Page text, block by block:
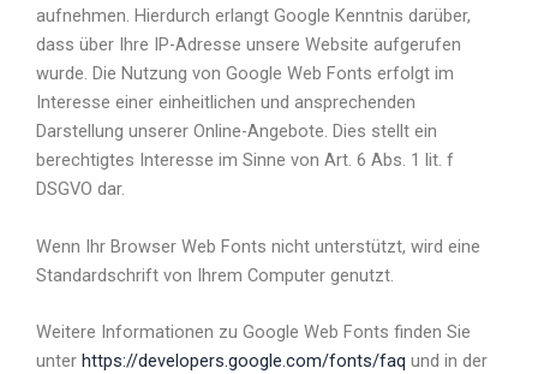
aufnehmen. Hierdurch erlangt Google Kenntnis darüber,
dass über Ihre IP-Adresse unsere Website aufgerufen
wurde. Die Nutzung von Google Web Fonts erfolgt im
Interesse einer einheitlichen und ansprechenden
Darstellung unserer Online-Angebote. Dies stellt ein
berechtigtes Interesse im Sinne von Art. 6 Abs. 1 lit. f
DSGVO dar.
Wenn Ihr Browser Web Fonts nicht unterstützt, wird eine
Standardschrift von Ihrem Computer genutzt.
Weitere Informationen zu Google Web Fonts finden Sie
unter https://developers.google.com/fonts/faq und in der